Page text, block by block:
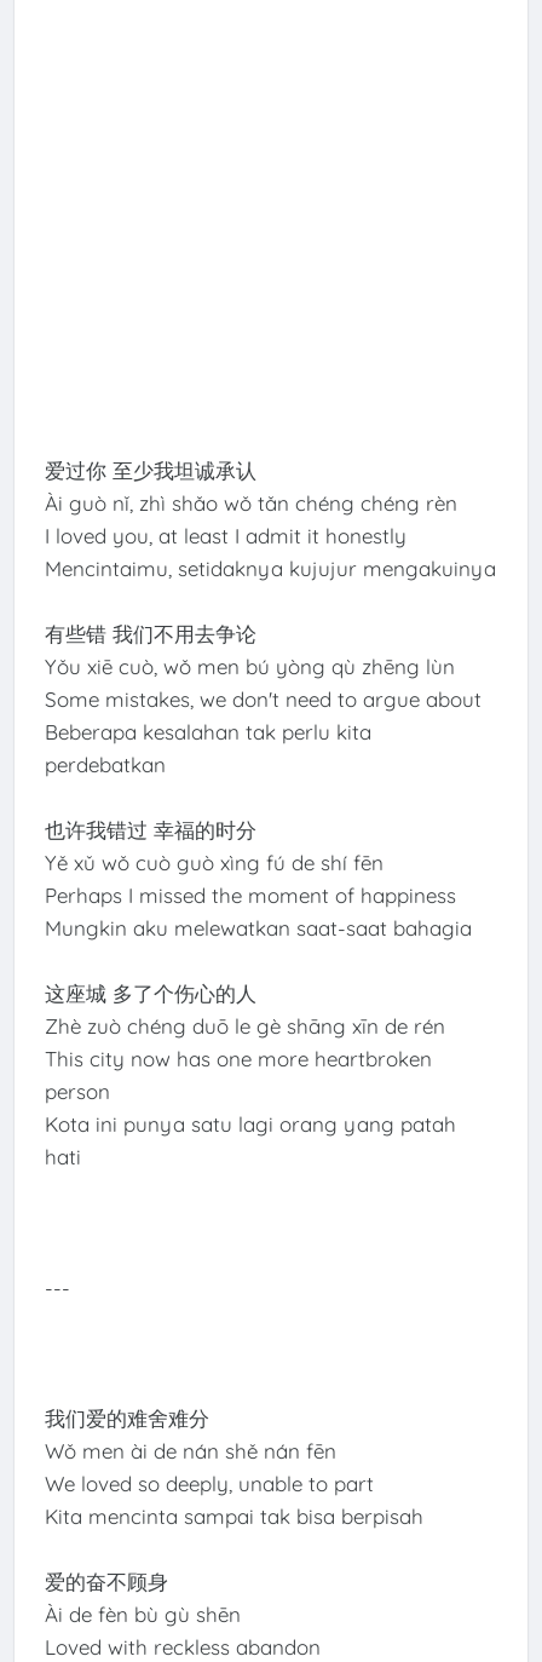
爱过你 至少我坦诚承认
Ài guò nǐ, zhì shǎo wǒ tǎn chéng chéng rèn
I loved you, at least I admit it honestly
Mencintaimu, setidaknya kujujur mengakuinya
有些错 我们不用去争论
Yǒu xiē cuò, wǒ men bú yòng qù zhēng lùn
Some mistakes, we don't need to argue about
Beberapa kesalahan tak perlu kita
perdebatkan
也许我错过 幸福的时分
Yě xǔ wǒ cuò guò xìng fú de shí fēn
Perhaps I missed the moment of happiness
Mungkin aku melewatkan saat-saat bahagia
这座城 多了个伤心的人
Zhè zuò chéng duō le gè shāng xīn de rén
This city now has one more heartbroken
person
Kota ini punya satu lagi orang yang patah
hati
---
我们爱的难舍难分
Wǒ men ài de nán shě nán fēn
We loved so deeply, unable to part
Kita mencinta sampai tak bisa berpisah
爱的奋不顾身
Ài de fèn bù gù shēn
Loved with reckless abandon